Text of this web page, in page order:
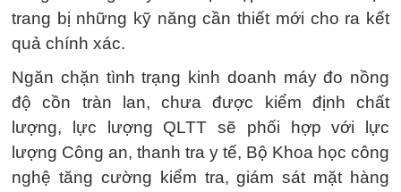
trang bị những kỹ năng cần thiết mới cho ra kết
quả chính xác.
Ngăn chặn tình trạng kinh doanh máy đo nồng
độ cồn tràn lan, chưa được kiểm định chất
lượng, lực lượng QLTT sẽ phối hợp với lực
lượng Công an, thanh tra y tế, Bộ Khoa học công
nghệ tăng cường kiểm tra, giám sát mặt hàng